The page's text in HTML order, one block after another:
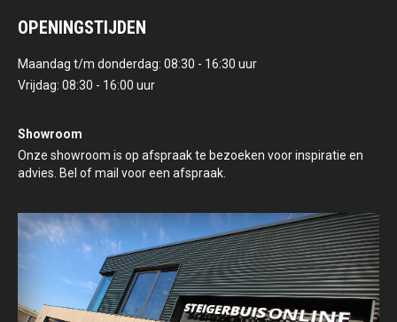
OPENINGSTIJDEN
Maandag t/m donderdag: 08:30 - 16:30 uur
Vrijdag: 08:30 - 16:00 uur
Showroom
Onze showroom is op afspraak te bezoeken voor inspiratie en
advies. Bel of mail voor een afspraak.